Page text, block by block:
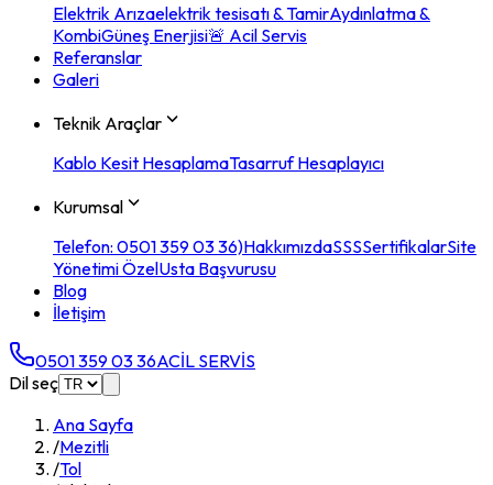
Elektrik Arızaelektrik tesisatı & TamirAydınlatma &
KombiGüneş Enerjisi🚨 Acil Servis
Referanslar
Galeri
Teknik Araçlar
Kablo Kesit HesaplamaTasarruf Hesaplayıcı
Kurumsal
Telefon: 0501 359 03 36)HakkımızdaSSSSertifikalarSite
Yönetimi ÖzelUsta Başvurusu
Blog
İletişim
0501 359 03 36ACİL SERVİS
Dil seç
Ana Sayfa
/Mezitli
/Tol